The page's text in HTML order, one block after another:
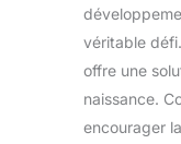
véritable
offre une
naissance.
encourager